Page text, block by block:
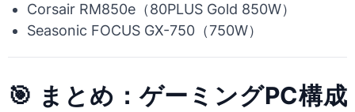
Corsair RM850e（80PLUS Gold 850W）
Seasonic FOCUS GX-750（750W）
🎯 まとめ：ゲーミングPC構成